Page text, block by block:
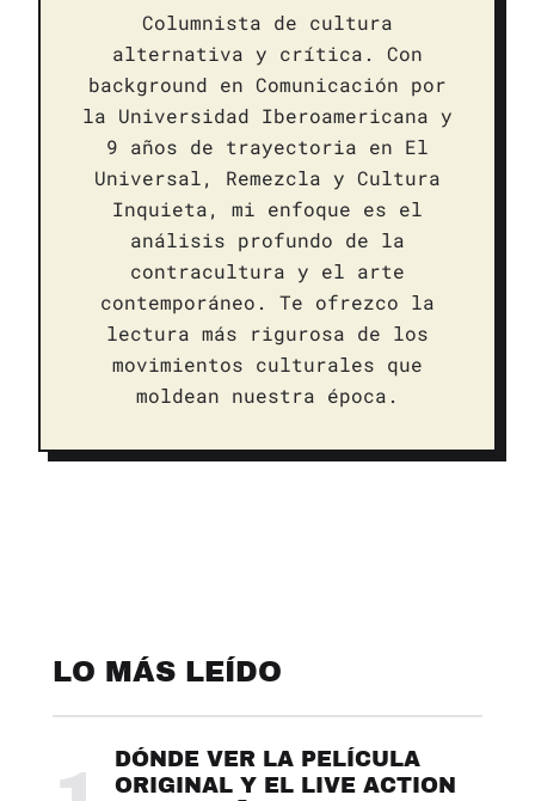
Columnista de cultura
alternativa y crítica. Con
background en Comunicación por
la Universidad Iberoamericana y
9 años de trayectoria en El
Universal, Remezcla y Cultura
Inquieta, mi enfoque es el
análisis profundo de la
contracultura y el arte
contemporáneo. Te ofrezco la
lectura más rigurosa de los
movimientos culturales que
moldean nuestra época.
LO MÁS LEÍDO
DÓNDE VER LA PELÍCULA
ORIGINAL Y EL LIVE ACTION